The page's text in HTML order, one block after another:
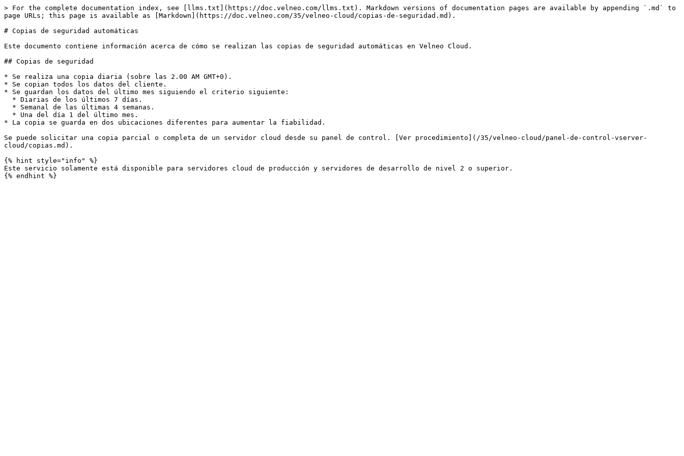
> For the complete documentation index, see [llms.txt](https://doc.velneo.com/llms.txt). Markdown versions of documentation pages are available by appending `.md` to
page URLs; this page is available as [Markdown](https://doc.velneo.com/35/velneo-cloud/copias-de-seguridad.md).
# Copias de seguridad automáticas
Este documento contiene información acerca de cómo se realizan las copias de seguridad automáticas en Velneo Cloud.
## Copias de seguridad
* Se realiza una copia diaria (sobre las 2.00 AM GMT+0).
* Se copian todos los datos del cliente.
* Se guardan los datos del último mes siguiendo el criterio siguiente:
* La copia se guarda en dos ubicaciones diferentes para aumentar la fiabilidad.
Se puede solicitar una copia parcial o completa de un servidor cloud desde su panel de control. [Ver procedimiento](/35/velneo-cloud/panel-de-control-vserver-
cloud/copias.md).
{% hint style="info" %}
Este servicio solamente está disponible para servidores cloud de producción y servidores de desarrollo de nivel 2 o superior.